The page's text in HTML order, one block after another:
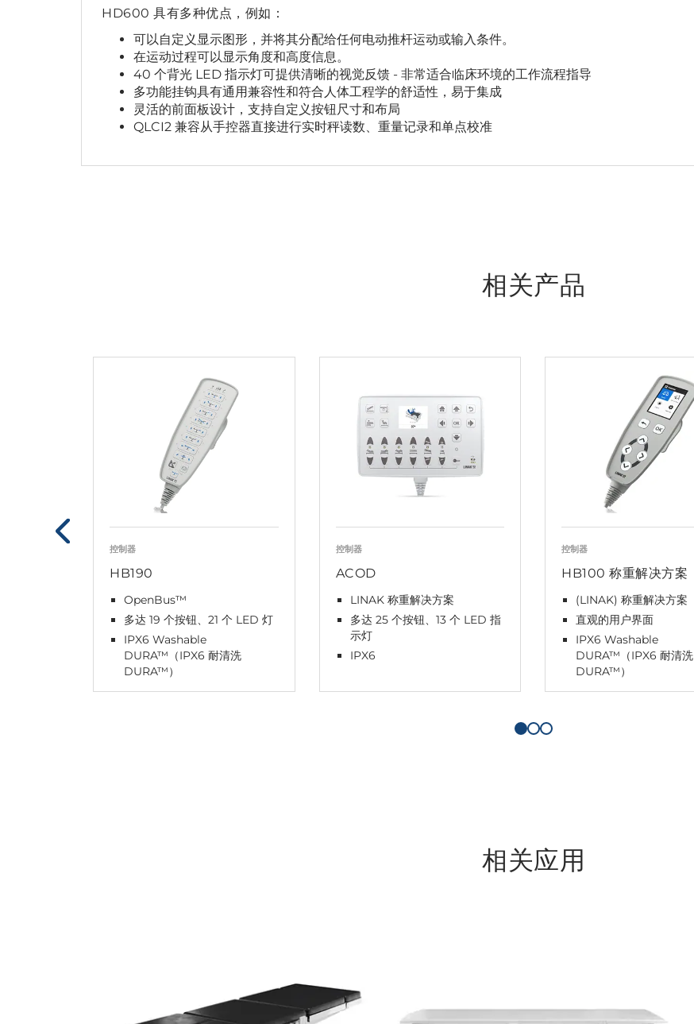
HD600 具有多种优点，例如：
可以自定义显示图形，并将其分配给任何电动推杆运动或输入条件。
在运动过程可以显示角度和高度信息。
40 个背光 LED 指示灯可提供清晰的视觉反馈 - 非常适合临床环境的工作流程指导
多功能挂钩具有通用兼容性和符合人体工程学的舒适性，易于集成
灵活的前面板设计，支持自定义按钮尺寸和布局
QLCI2 兼容从手控器直接进行实时秤读数、重量记录和单点校准
相关产品
控制器
HB190
OpenBus™
多达 19 个按钮、21 个 LED 灯
IPX6 Washable
DURA™（IPX6 耐清洗
DURA™）
控制器
ACOD
LINAK 称重解决方案
多达 25 个按钮、13 个 LED 指
示灯
IPX6
控制器
HB100 称重解决方案
(LINAK) 称重解决方案
直观的用户界面
IPX6 Washable
DURA™（IPX6 耐清洗
DURA™）
相关应用